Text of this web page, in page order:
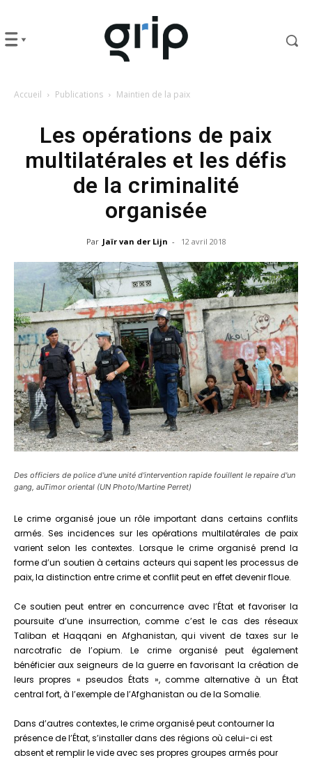
Accueil Publications Maintien de la paix
Les opérations de paix
multilatérales et les défis
de la criminalité
organisée
Par Jaïr van der Lijn - 12 avril 2018
Des officiers de police d'une unité d'intervention rapide fouillent le repaire d'un
gang, auTimor oriental (UN Photo/Martine Perret)
Le crime organisé joue un rôle important dans certains conflits
armés. Ses incidences sur les opérations multilatérales de paix
varient selon les contextes. Lorsque le crime organisé prend la
forme d’un soutien à certains acteurs qui sapent les processus de
paix, la distinction entre crime et conflit peut en effet devenir floue.
Ce soutien peut entrer en concurrence avec l’État et favoriser la
poursuite d’une insurrection, comme c’est le cas des réseaux
Taliban et Haqqani en Afghanistan, qui vivent de taxes sur le
narcotrafic de l’opium. Le crime organisé peut également
bénéficier aux seigneurs de la guerre en favorisant la création de
leurs propres « pseudos États », comme alternative à un État
central fort, à l’exemple de l’Afghanistan ou de la Somalie.
Dans d’autres contextes, le crime organisé peut contourner la
présence de l’État, s’installer dans des régions où celui-ci est
absent et remplir le vide avec ses propres groupes armés pour